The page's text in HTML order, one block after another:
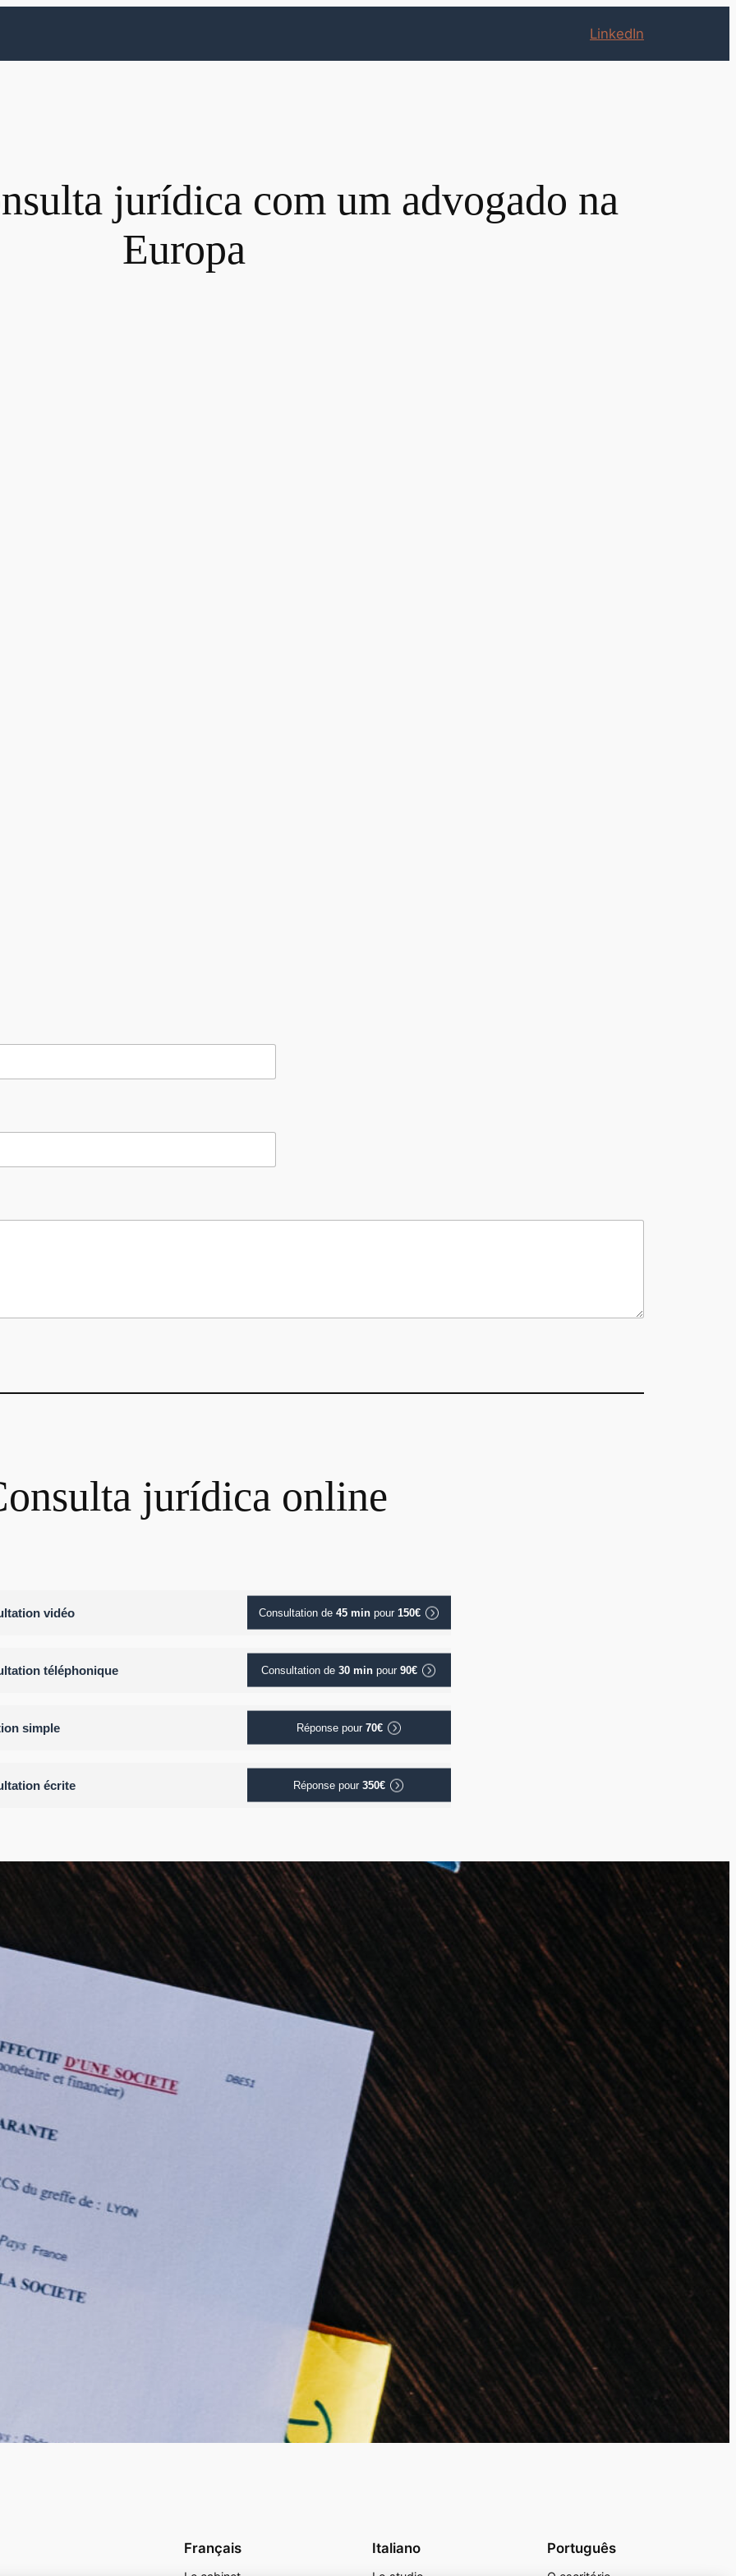
LinkedIn
jurídica com um advogado na
Europa
jurídica online
vidéo Consultation de 45 minpour 150€
téléphonique Consultation de 30 min pour 90€
simple Réponse pour 70€
écrite Réponse pour 350€
Français Italiano Português